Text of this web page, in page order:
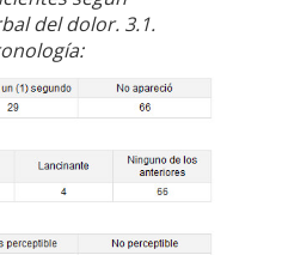
del dolor. 3.1.